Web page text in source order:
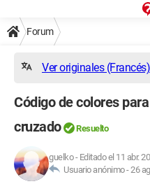
Forum
Ver originales (Francés)
Código de colores
cruzado
Resuelto
guelko- Editado el 11 abr.
Usuario anónimo -26